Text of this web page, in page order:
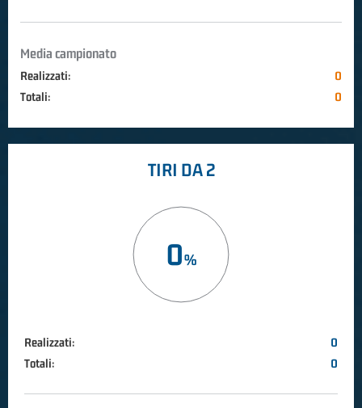
Media campionato
Realizzati:
0
Totali:
0
TIRI DA 2
0
Realizzati:
0
Totali:
0